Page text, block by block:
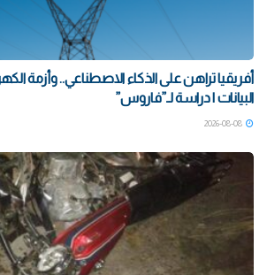
أفريقيا تراهن على الذكاء الاصطناعي.. وأزمة
البيانات | دراسة لـ”فاروس”